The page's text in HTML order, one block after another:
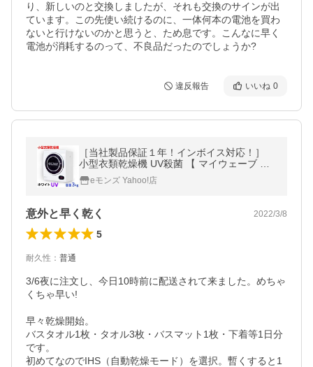
り、新しいのと交換しましたが、それも交換のサインが出
ています。この先使い続けるのに、一体何本の電池を買わ
ないと行けないのかと思うと、ため息です。こんなに早く
電池が消耗するのって、不良品だったのでしょうか?
違反報告 いいね 0
［当社製品保証１年！インボイス対応！］
小型衣類乾燥機 UV殺菌 【 マイウェーブ ウ
ォームドライヤー3.0UV 】 ホワイト 3kg 衣
類 靴乾燥機 衣類乾燥機
eモンズ Yahoo!店
意外と早く乾く 2022/3/8
5
耐久性 ： 普通
3/6夜に注文し、今日10時前に配送されて来ました。めちゃ
くちゃ早い!
早々乾燥開始。
バスタオル1枚・タオル3枚・バスマット1枚・下着等1日分
です。
初めてなのでIHS（自動乾燥モード）を選択。暫くすると1